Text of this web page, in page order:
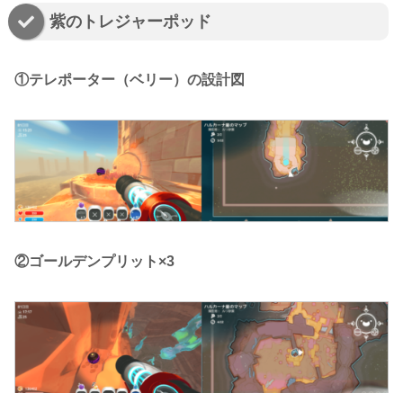
紫のトレジャーポッド
①テレポーター（ベリー）の設計図
②ゴールデンプリット×3